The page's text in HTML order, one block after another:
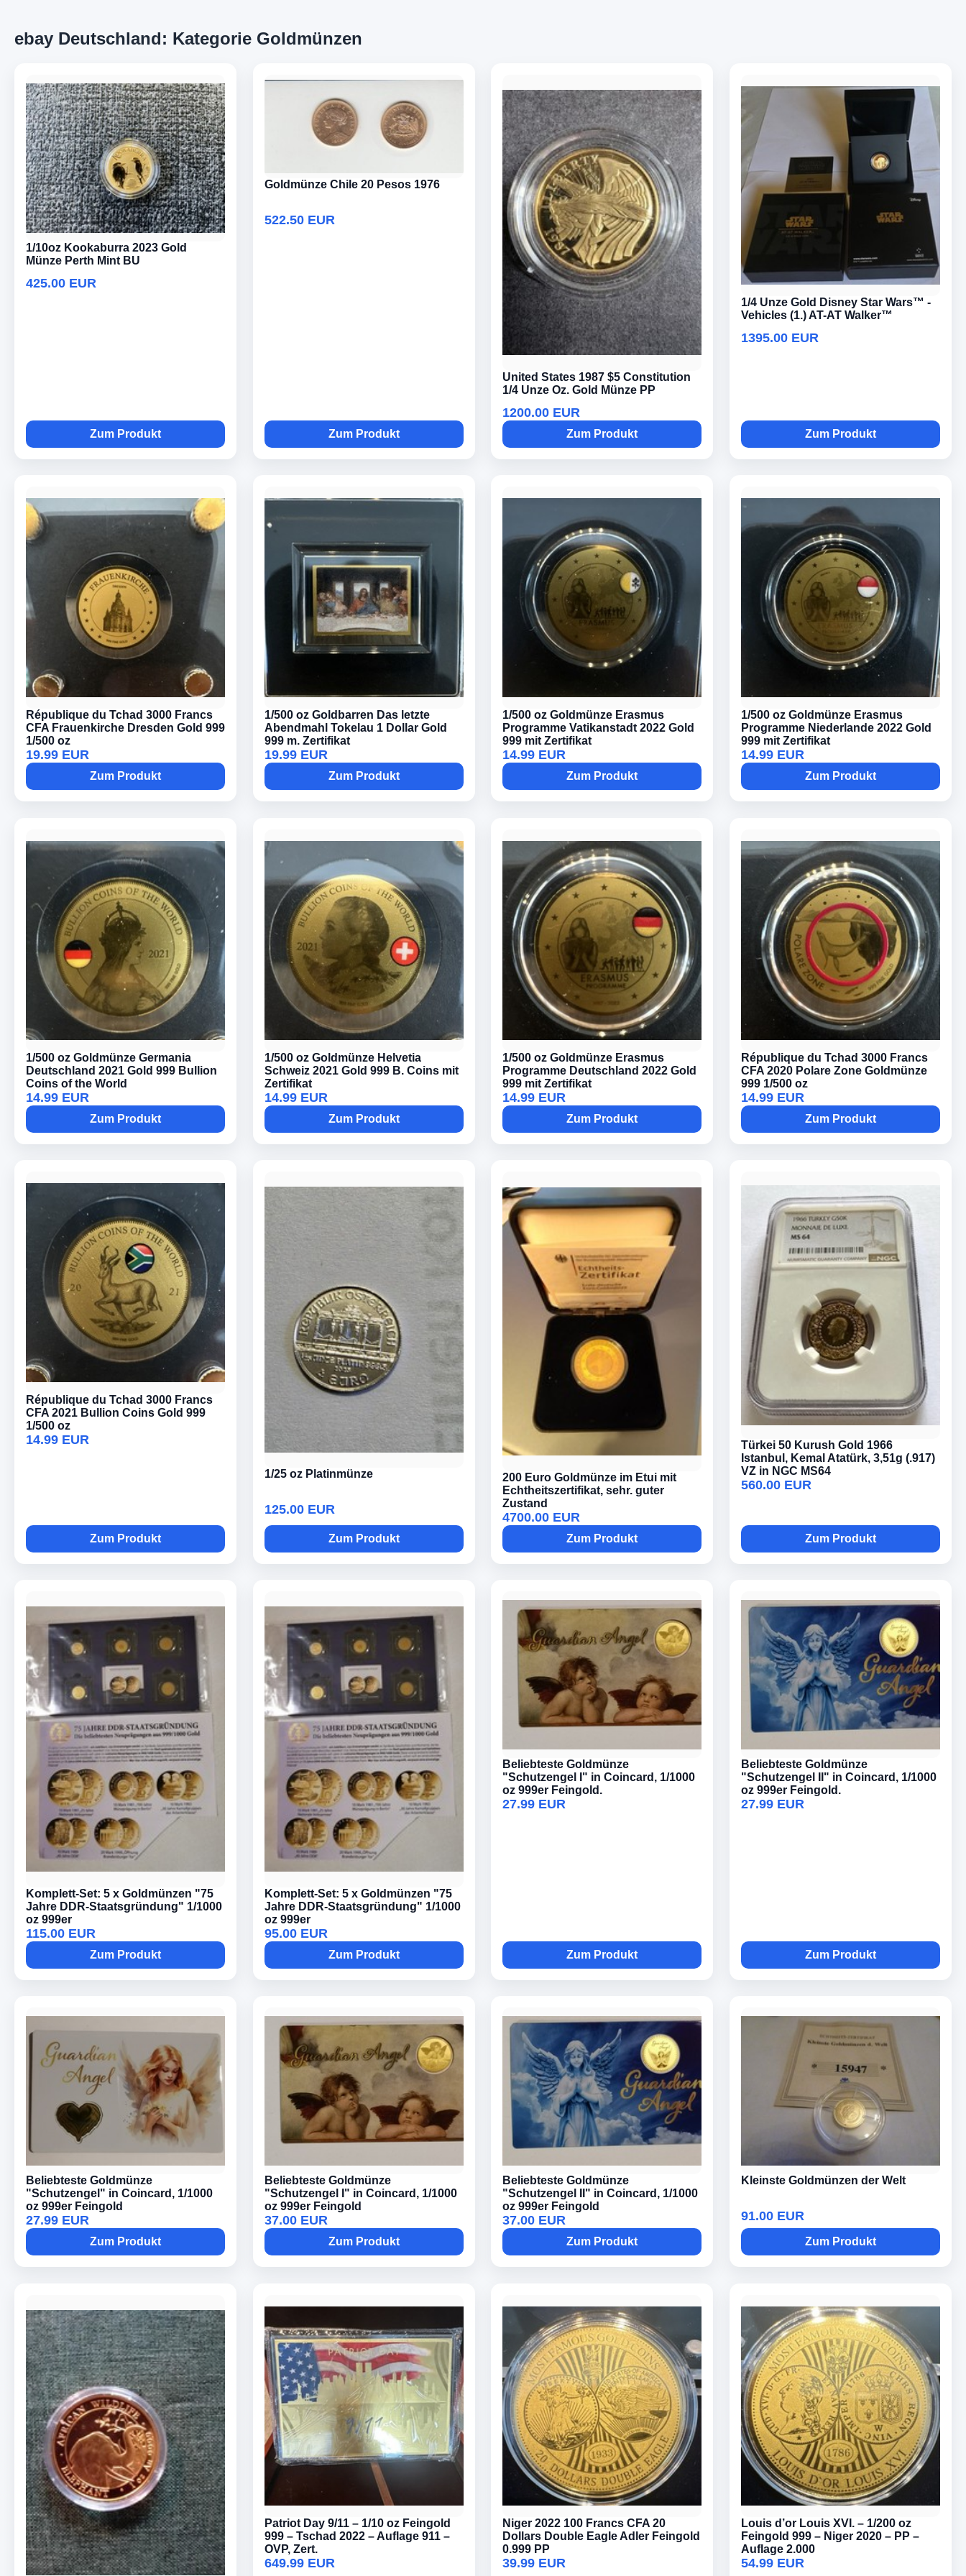
ebay Deutschland: Kategorie Goldmünzen
1/10oz Kookaburra 2023 Gold
Münze Perth Mint BU
425.00 EUR
Zum Produkt
Goldmünze Chile 20 Pesos 1976
522.50 EUR
Zum Produkt
United States 1987 $5 Constitution
1/4 Unze Oz. Gold Münze PP
1200.00 EUR
Zum Produkt
1/4 Unze Gold Disney Star Wars™ -
Vehicles (1.) AT-AT Walker™
1395.00 EUR
Zum Produkt
République du Tchad 3000 Francs
CFA Frauenkirche Dresden Gold 999
1/500 oz
19.99 EUR
Zum Produkt
1/500 oz Goldbarren Das letzte
Abendmahl Tokelau 1 Dollar Gold
999 m. Zertifikat
19.99 EUR
Zum Produkt
1/500 oz Goldmünze Erasmus
Programme Vatikanstadt 2022 Gold
999 mit Zertifikat
14.99 EUR
Zum Produkt
1/500 oz Goldmünze Erasmus
Programme Niederlande 2022 Gold
999 mit Zertifikat
14.99 EUR
Zum Produkt
1/500 oz Goldmünze Germania
Deutschland 2021 Gold 999 Bullion
Coins of the World
14.99 EUR
Zum Produkt
1/500 oz Goldmünze Helvetia
Schweiz 2021 Gold 999 B. Coins mit
Zertifikat
14.99 EUR
Zum Produkt
1/500 oz Goldmünze Erasmus
Programme Deutschland 2022 Gold
999 mit Zertifikat
14.99 EUR
Zum Produkt
République du Tchad 3000 Francs
CFA 2020 Polare Zone Goldmünze
999 1/500 oz
14.99 EUR
Zum Produkt
République du Tchad 3000 Francs
CFA 2021 Bullion Coins Gold 999
1/500 oz
14.99 EUR
Zum Produkt
1/25 oz Platinmünze
125.00 EUR
Zum Produkt
200 Euro Goldmünze im Etui mit
Echtheitszertifikat, sehr. guter
Zustand
4700.00 EUR
Zum Produkt
Türkei 50 Kurush Gold 1966
Istanbul, Kemal Atatürk, 3,51g (.917)
VZ in NGC MS64
560.00 EUR
Zum Produkt
Komplett-Set: 5 x Goldmünzen "75
Jahre DDR-Staatsgründung" 1/1000
oz 999er
115.00 EUR
Zum Produkt
Komplett-Set: 5 x Goldmünzen "75
Jahre DDR-Staatsgründung" 1/1000
oz 999er
95.00 EUR
Zum Produkt
Beliebteste Goldmünze
"Schutzengel I" in Coincard, 1/1000
oz 999er Feingold.
27.99 EUR
Zum Produkt
Beliebteste Goldmünze
"Schutzengel II" in Coincard, 1/1000
oz 999er Feingold.
27.99 EUR
Zum Produkt
Beliebteste Goldmünze
"Schutzengel" in Coincard, 1/1000
oz 999er Feingold
27.99 EUR
Zum Produkt
Beliebteste Goldmünze
"Schutzengel I" in Coincard, 1/1000
oz 999er Feingold
37.00 EUR
Zum Produkt
Beliebteste Goldmünze
"Schutzengel II" in Coincard, 1/1000
oz 999er Feingold
37.00 EUR
Zum Produkt
Kleinste Goldmünzen der Welt
91.00 EUR
Zum Produkt
Patriot Day 9/11 – 1/10 oz Feingold
999 – Tschad 2022 – Auflage 911 –
OVP, Zert.
649.99 EUR
Niger 2022 100 Francs CFA 20
Dollars Double Eagle Adler Feingold
0.999 PP
39.99 EUR
Louis d’or Louis XVI. – 1/200 oz
Feingold 999 – Niger 2020 – PP –
Auflage 2.000
54.99 EUR